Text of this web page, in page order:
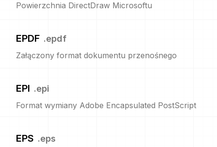
Powierzchnia DirectDraw Microsoftu
EPDF .epdf
Załączony format dokumentu przenośnego
EPI .epi
Format wymiany Adobe Encapsulated PostScript
EPS .eps